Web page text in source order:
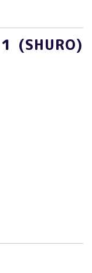
(SHURO)